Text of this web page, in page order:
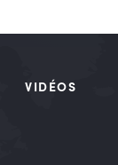
VIDÉOS